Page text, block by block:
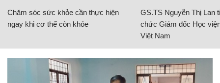
Chăm sóc sức khỏe cần thực hiện
ngay khi cơ thể còn khỏe
GS.TS Nguyễn Thị Lan
chức Giám đốc Học
Việt Nam